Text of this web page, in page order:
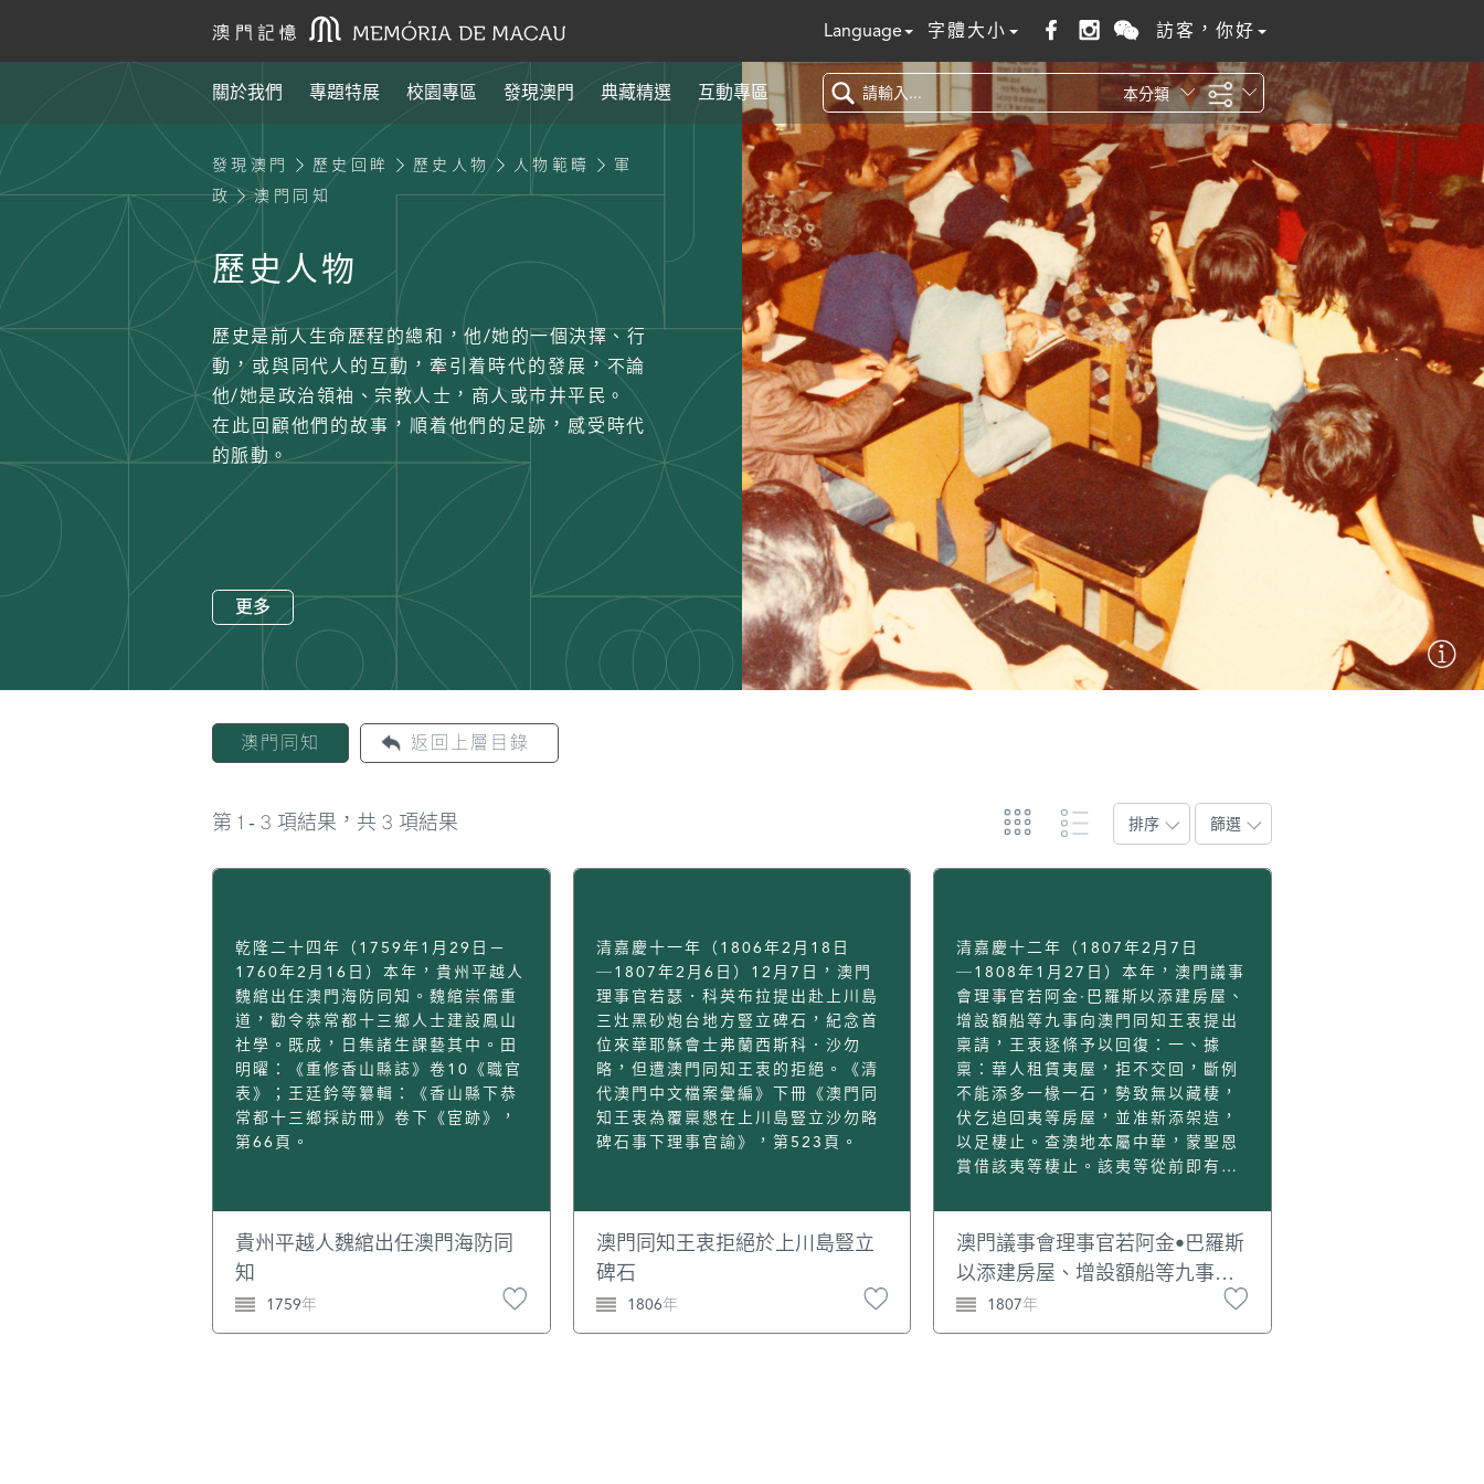
Language 字體大小 訪客，你好
關於我們 專題特展 校園專區 發現澳門 典藏精選 互動專區 本分類
全站
發現澳門 歷史回眸 歷史人物 人物範疇
軍
政
澳門同知
歷史人物
歷史是前人生命歷程的總和，他/她的一個決擇、行
動，或與同代人的互動，牽引着時代的發展，不論
他/她是政治領袖、宗教人士，商人或巿井平民。
在此回顧他們的故事，順着他們的足跡，感受時代
的脈動。
更多
澳門同知 返回上層目錄
第 1 - 3 項結果，共 3 項結果 排序 篩選
乾隆二十四年（1759年1月29日－
1760年2月16日）本年，貴州平越人
魏綰出任澳門海防同知。魏綰崇儒重
道，勸令恭常都十三鄉人士建設鳳山
社學。既成，日集諸生課藝其中。田
明曜：《重修香山縣誌》卷10《職官
表》；王廷鈐等纂輯：《香山縣下恭
常都十三鄉採訪冊》卷下《宦跡》，
第66頁。
貴州平越人魏綰出任澳門海防同
知
1759年
清嘉慶十一年（1806年2月18日
─1807年2月6日）12月7日，澳門
理事官若瑟．科英布拉提出赴上川島
三灶黑砂炮台地方豎立碑石，紀念首
位來華耶穌會士弗蘭西斯科．沙勿
略，但遭澳門同知王衷的拒絕。《清
代澳門中文檔案彙編》下冊《澳門同
知王衷為覆稟懇在上川島豎立沙勿略
碑石事下理事官諭》，第523頁。
澳門同知王衷拒絕於上川島豎立
碑石
1806年
清嘉慶十二年（1807年2月7日
─1808年1月27日）本年，澳門議事
會理事官若阿金·巴羅斯以添建房屋、
增設額船等九事向澳門同知王衷提出
稟請，王衷逐條予以回復：一、據
稟：華人租賃夷屋，拒不交回，斷例
不能添多一椽一石，勢致無以藏棲，
伏乞追回夷等房屋，並准新添架造，
以足棲止。查澳地本屬中華，蒙聖恩
賞借該夷等棲止。該夷等從前即有建
內地民人世居土著，何至憑空踞住夷
屋？其或有夷人從前貪得租利，將屋
批賃；或需用緊急，將屋當押。必系
實有自行建造確據，及民人原議契
約，方准稟明地方官查訊押遷。若系
華人自建之屋，未便憑空指為踞住，
澳門議事會理事官若阿金•巴羅斯
以添建房屋、增設額船等九事向
澳門同知王衷提出稟請，王衷逐
條予以回復
1807年